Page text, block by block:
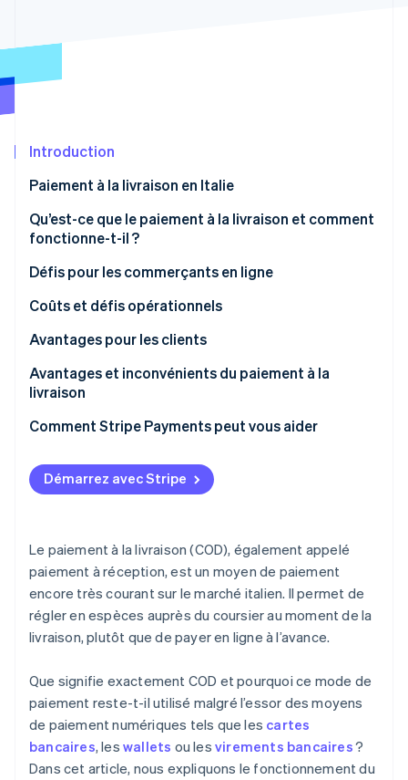
Radar
Atlas
Élimination du carbone
Vérification de l'identité
Découvrez comment Stripe construit l’infrastructure
Regarder la vidéo
Introduction
Paiement à la livraison en Italie
Qu’est-ce que le paiement à la livraison et comment
fonctionne-t-il ?
Défis pour les commerçants en ligne
Quels sont les inconvénients du paiement à la
Coûts et défis opérationnels
Avantages pour les clients
Le paiement à la livraison est-il sûr ?
Avantages et inconvénients du paiement à la
livraison
Comment Stripe Payments peut vous aider
Démarrez avec Stripe
Le paiement à la livraison (COD), également appelé
paiement à réception, est un moyen de paiement
encore très courant sur le marché italien. Il permet de
régler en espèces auprès du coursier au moment de la
livraison, plutôt que de payer en ligne à l’avance.
Que signifie exactement COD et pourquoi ce mode de
paiement reste-t-il utilisé malgré l’essor des moyens
de paiement numériques tels que les cartes
bancaires, leswallets ou lesvirements bancaires?
Dans cet article, nous expliquons le fonctionnement du